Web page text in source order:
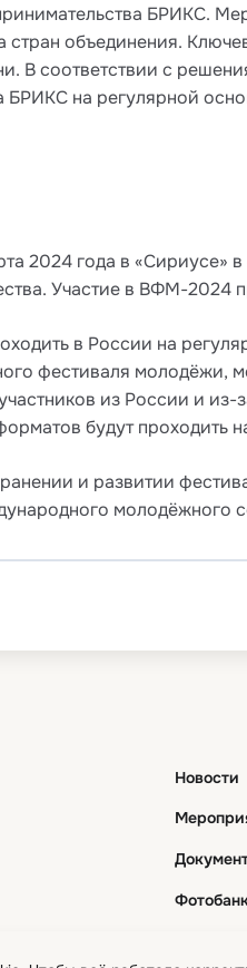
БРИКС.
объединения.
В соответствии с
БРИКС на регулярной
2024 года в «Сириусе»
Участие в ВФМ-2024
в России на
фестиваля молодёжи,
из России и
будут проходить
и развитии
молодёжного
Новости